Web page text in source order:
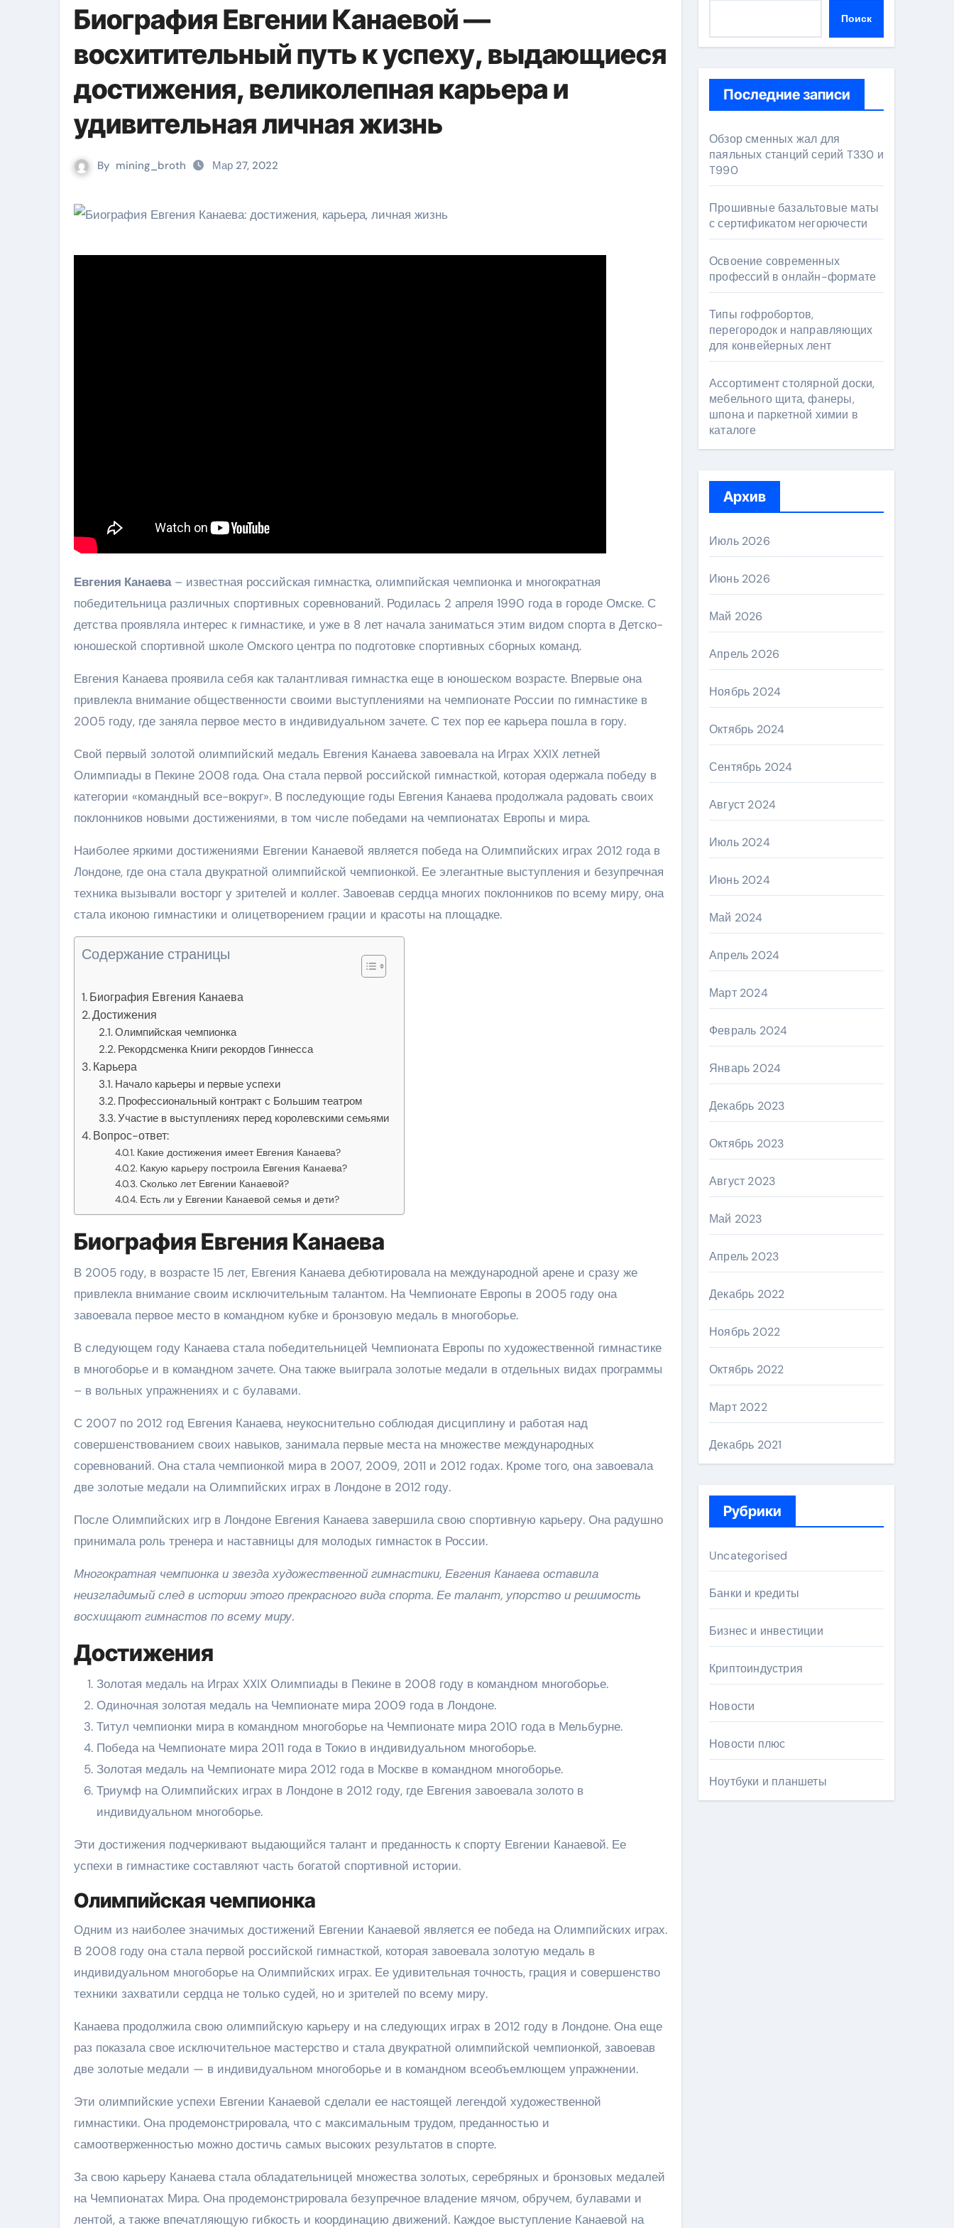
Биография Евгении Канаевой —
восхитительный путь к успеху, выдающиеся
достижения, великолепная карьера и
удивительная личная жизнь
By mining_broth Мар 27, 2022
Евгения Канаева– известная российская гимнастка, олимпийская чемпионка и многократная
победительница различных спортивных соревнований. Родилась 2 апреля 1990 года в городе Омске. С
детства проявляла интерес к гимнастике, и уже в 8 лет начала заниматься этим видом спорта в Детско-
юношеской спортивной школе Омского центра по подготовке спортивных сборных команд.
Евгения Канаева проявила себя как талантливая гимнастка еще в юношеском возрасте. Впервые она
привлекла внимание общественности своими выступлениями на чемпионате России по гимнастике в
2005 году, где заняла первое место в индивидуальном зачете. С тех пор ее карьера пошла в гору.
Свой первый золотой олимпийский медаль Евгения Канаева завоевала на Играх ХХIX летней
Олимпиады в Пекине 2008 года. Она стала первой российской гимнасткой, которая одержала победу в
категории «командный все-вокруг». В последующие годы Евгения Канаева продолжала радовать своих
поклонников новыми достижениями, в том числе победами на чемпионатах Европы и мира.
Наиболее яркими достижениями Евгении Канаевой является победа на Олимпийских играх 2012 года в
Лондоне, где она стала двукратной олимпийской чемпионкой. Ее элегантные выступления и безупречная
техника вызывали восторг у зрителей и коллег. Завоевав сердца многих поклонников по всему миру, она
стала иконою гимнастики и олицетворением грации и красоты на площадке.
Содержание страницы
Биография Евгения Канаева
Достижения
Олимпийская чемпионка
Рекордсменка Книги рекордов Гиннесса
Карьера
Начало карьеры и первые успехи
Профессиональный контракт с Большим театром
Участие в выступлениях перед королевскими семьями
Вопрос-ответ:
Какие достижения имеет Евгения Канаева?
Какую карьеру построила Евгения Канаева?
Сколько лет Евгении Канаевой?
Есть ли у Евгении Канаевой семья и дети?
Биография Евгения Канаева
В 2005 году, в возрасте 15 лет, Евгения Канаева дебютировала на международной арене и сразу же
привлекла внимание своим исключительным талантом. На Чемпионате Европы в 2005 году она
завоевала первое место в командном кубке и бронзовую медаль в многоборье.
В следующем году Канаева стала победительницей Чемпионата Европы по художественной гимнастике
в многоборье и в командном зачете. Она также выиграла золотые медали в отдельных видах программы
– в вольных упражнениях и с булавами.
С 2007 по 2012 год Евгения Канаева, неукоснительно соблюдая дисциплину и работая над
совершенствованием своих навыков, занимала первые места на множестве международных
соревнований. Она стала чемпионкой мира в 2007, 2009, 2011 и 2012 годах. Кроме того, она завоевала
две золотые медали на Олимпийских играх в Лондоне в 2012 году.
После Олимпийских игр в Лондоне Евгения Канаева завершила свою спортивную карьеру. Она радушно
принимала роль тренера и наставницы для молодых гимнасток в России.
Многократная чемпионка и звезда художественной гимнастики, Евгения Канаева оставила
неизгладимый след в истории этого прекрасного вида спорта. Ее талант, упорство и решимость
восхищают гимнастов по всему миру.
Достижения
Золотая медаль на Играх XXIX Олимпиады в Пекине в 2008 году в командном многоборье.
Одиночная золотая медаль на Чемпионате мира 2009 года в Лондоне.
Титул чемпионки мира в командном многоборье на Чемпионате мира 2010 года в Мельбурне.
Победа на Чемпионате мира 2011 года в Токио в индивидуальном многоборье.
Золотая медаль на Чемпионате мира 2012 года в Москве в командном многоборье.
Триумф на Олимпийских играх в Лондоне в 2012 году, где Евгения завоевала золото в
индивидуальном многоборье.
Эти достижения подчеркивают выдающийся талант и преданность к спорту Евгении Канаевой. Ее
успехи в гимнастике составляют часть богатой спортивной истории.
Олимпийская чемпионка
Одним из наиболее значимых достижений Евгении Канаевой является ее победа на Олимпийских играх.
В 2008 году она стала первой российской гимнасткой, которая завоевала золотую медаль в
индивидуальном многоборье на Олимпийских играх. Ее удивительная точность, грация и совершенство
техники захватили сердца не только судей, но и зрителей по всему миру.
Канаева продолжила свою олимпийскую карьеру и на следующих играх в 2012 году в Лондоне. Она еще
раз показала свое исключительное мастерство и стала двукратной олимпийской чемпионкой, завоевав
две золотые медали — в индивидуальном многоборье и в командном всеобъемлющем упражнении.
Эти олимпийские успехи Евгении Канаевой сделали ее настоящей легендой художественной
гимнастики. Она продемонстрировала, что с максимальным трудом, преданностью и
самоотверженностью можно достичь самых высоких результатов в спорте.
За свою карьеру Канаева стала обладательницей множества золотых, серебряных и бронзовых медалей
на Чемпионатах Мира. Она продемонстрировала безупречное владение мячом, обручем, булавами и
лентой, а также впечатляющую гибкость и координацию движений. Каждое выступление Канаевой на
Поиск
Последние записи
Обзор сменных жал для
паяльных станций серий T330 и
T990
Прошивные базальтовые маты
с сертификатом негорючести
Освоение современных
профессий в онлайн-формате
Типы гофробортов,
перегородок и направляющих
для конвейерных лент
Ассортимент столярной доски,
мебельного щита, фанеры,
шпона и паркетной химии в
каталоге
Архив
Июль 2026
Июнь 2026
Май 2026
Апрель 2026
Ноябрь 2024
Октябрь 2024
Сентябрь 2024
Август 2024
Июль 2024
Июнь 2024
Май 2024
Апрель 2024
Март 2024
Февраль 2024
Январь 2024
Декабрь 2023
Октябрь 2023
Август 2023
Май 2023
Апрель 2023
Декабрь 2022
Ноябрь 2022
Октябрь 2022
Март 2022
Декабрь 2021
Рубрики
Uncategorised
Банки и кредиты
Бизнес и инвестиции
Криптоиндустрия
Новости
Новости плюс
Ноутбуки и планшеты